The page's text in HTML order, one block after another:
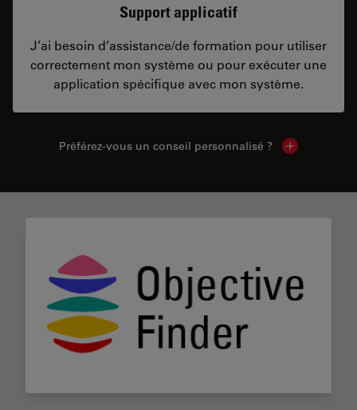
Support applicatif
J’ai besoin d’assistance/de formation pour utiliser
correctement mon système ou pour exécuter une
application spécifique avec mon système.
Préférez-vous un conseil personnalisé ? Show local